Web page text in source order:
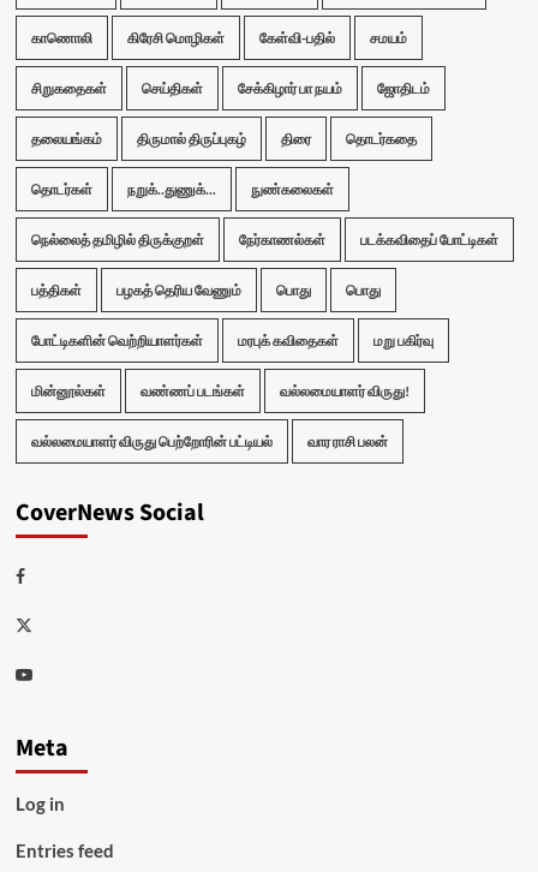
காணொலி கிரேசி மொழிகள் கேள்வி-பதில் சமயம்
சிறுகதைகள் செய்திகள் சேக்கிழார் பா நயம் ஜோதிடம்
தலையங்கம் திருமால் திருப்புகழ் திரை தொடர்கதை
தொடர்கள் நறுக்..துணுக்... நுண்கலைகள்
நெல்லைத் தமிழில் திருக்குறள் நேர்காணல்கள் படக்கவிதைப் போட்டிகள்
பத்திகள் பழகத் தெரிய வேணும் பொது பொது
போட்டிகளின் வெற்றியாளர்கள் மரபுக் கவிதைகள் மறு பகிர்வு
மின்னூல்கள் வண்ணப் படங்கள் வல்லமையாளர் விருது!
வல்லமையாளர் விருது பெற்றோரின் பட்டியல் வார ராசி பலன்
CoverNews Social
Facebook
Twitter
Youtube
Meta
Log in
Entries feed